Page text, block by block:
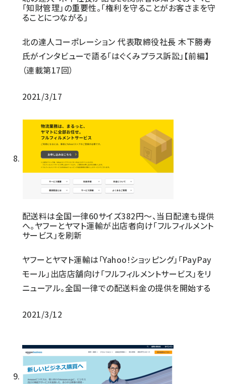
「知財管理」の重要性。「権利を守ることがお客さまを守
ることにつながる」
北の達人コーポレーション 代表取締役社長 木下勝寿
氏がインタビューで語る「はぐくみプラス訴訟」【前編】
（連載第17回）
2021/3/17
配送料は全国一律60サイズ382円～、当日配達も提供
へ。ヤフーとヤマト運輸が出店者向け「フルフィルメント
サービス」を刷新
ヤフーとヤマト運輸は「Yahoo!ショッピング」「PayPay
モール」出店店舗向け「フルフィルメントサービス」をリ
ニューアル。全国一律での配送料金の提供を開始する
2021/3/12